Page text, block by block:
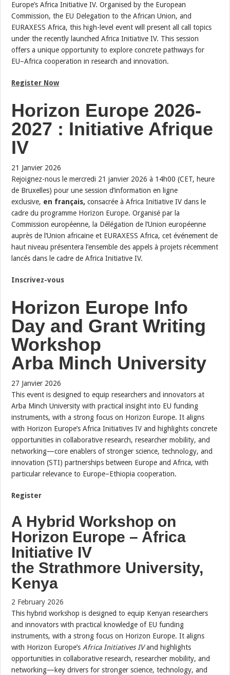
Europe’s Africa Initiative IV. Organised by the European
Commission, the EU Delegation to the African Union, and
EURAXESS Africa, this high-level event will present all call topics
under the recently launched Africa Initiative IV. This session
offers a unique opportunity to explore concrete pathways for
EU–Africa cooperation in research and innovation.
Register Now
Horizon Europe 2026-
2027 : Initiative Afrique
IV
21 Janvier 2026
Rejoignez-nous le mercredi 21 janvier 2026 à 14h00 (CET, heure
de Bruxelles) pour une session d’information en ligne
exclusive, en français, consacrée à Africa Initiative IV dans le
cadre du programme Horizon Europe. Organisé par la
Commission européenne, la Délégation de l’Union européenne
auprès de l’Union africaine et EURAXESS Africa, cet événement de
haut niveau présentera l’ensemble des appels à projets récemment
lancés dans le cadre de Africa Initiative IV.
Inscrivez-vous
Horizon Europe Info
Day and Grant Writing
Workshop
Arba Minch University
27 Janvier 2026
This event is designed to equip researchers and innovators at
Arba Minch University with practical insight into EU funding
instruments, with a strong focus on Horizon Europe. It aligns
with Horizon Europe’s Africa Initiatives IV and highlights concrete
opportunities in collaborative research, researcher mobility, and
networking—core enablers of stronger science, technology, and
innovation (STI) partnerships between Europe and Africa, with
particular relevance to Europe–Ethiopia cooperation.
Register
A Hybrid Workshop on
Horizon Europe – Africa
Initiative IV
the Strathmore University,
Kenya
2 February 2026
This hybrid workshop is designed to equip Kenyan researchers
and innovators with practical knowledge of EU funding
instruments, with a strong focus on Horizon Europe. It aligns
with Horizon Europe’sAfrica Initiatives IVand highlights
opportunities in collaborative research, researcher mobility, and
networking—key drivers for stronger science, technology, and